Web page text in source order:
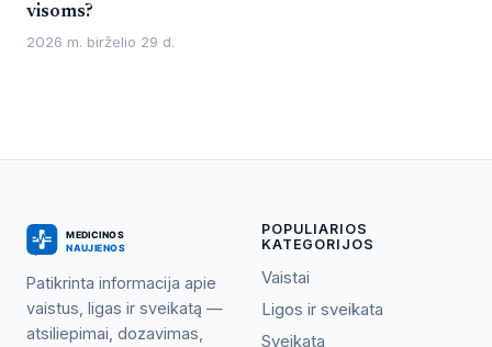
visoms?
2026 m. birželio 29 d.
Patikrinta informacija apie
vaistus, ligas ir sveikatą —
atsiliepimai, dozavimas,
POPULIARIOS
KATEGORIJOS
Vaistai
Ligos ir sveikata
Sveikata